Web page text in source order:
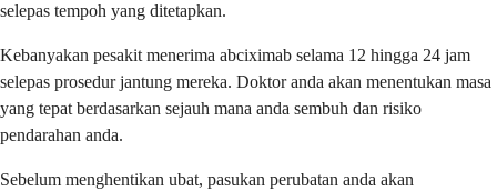
selepas tempoh yang ditetapkan.
Kebanyakan pesakit menerima abciximab selama 12 hingga 24 jam
selepas prosedur jantung mereka. Doktor anda akan menentukan masa
yang tepat berdasarkan sejauh mana anda sembuh dan risiko
pendarahan anda.
Sebelum menghentikan ubat, pasukan perubatan anda akan